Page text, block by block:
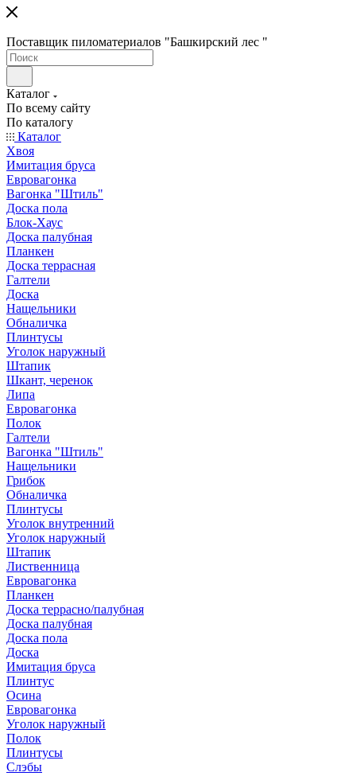
Поставщик пиломатериалов "Башкирский лес "
Каталог
По всему сайту
По каталогу
Каталог
Хвоя
Имитация бруса
Евровагонка
Вагонка "Штиль"
Доска пола
Блок-Хаус
Доска палубная
Планкен
Доска террасная
Галтели
Доска
Нащельники
Обналичка
Плинтусы
Уголок наружный
Штапик
Шкант, черенок
Липа
Евровагонка
Полок
Галтели
Вагонка "Штиль"
Нащельники
Грибок
Обналичка
Плинтусы
Уголок внутренний
Уголок наружный
Штапик
Лиственница
Евровагонка
Планкен
Доска террасно/палубная
Доска палубная
Доска пола
Доска
Имитация бруса
Плинтус
Осина
Евровагонка
Уголок наружный
Полок
Плинтусы
Слэбы